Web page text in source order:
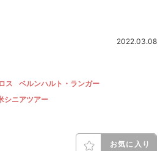
2022.03.08
ス
ベルンハルト・ランガー
シニアツアー
お気に入り